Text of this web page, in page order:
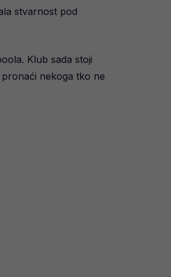
stvarnost pod
Klub sada stoji
nekoga tko ne